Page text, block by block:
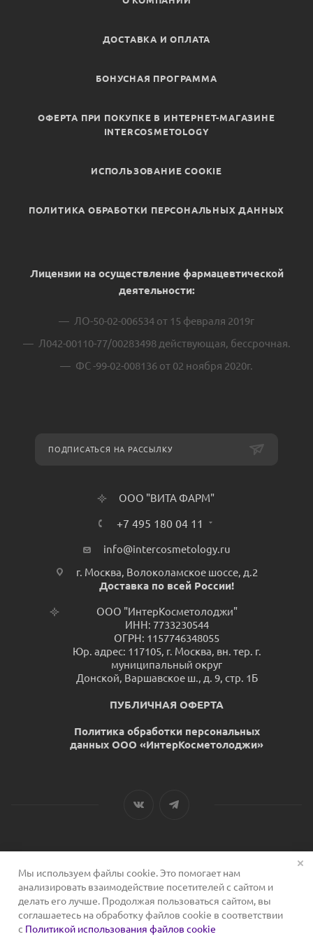
ДОСТАВКА И ОПЛАТА
БОНУСНАЯ ПРОГРАММА
ОФЕРТА ПРИ ПОКУПКЕ В ИНТЕРНЕТ-МАГАЗИНЕ
INTERCOSMETOLOGY
ИСПОЛЬЗОВАНИЕ COOKIE
ПОЛИТИКА ОБРАБОТКИ ПЕРСОНАЛЬНЫХ ДАННЫХ
Лицензии на осуществление фармацевтической
деятельности:
ЛО-50-02-006534 от 15 февраля 2019г
Л042-00110-77/00283498 действующая, бессрочная.
ФС -99-02-008136 от 02 ноября 2020г.
ПОДПИСАТЬСЯ НА РАССЫЛКУ
ООО "ВИТА ФАРМ"
+7 495 180 04 11
info@intercosmetology.ru
г. Москва, Волоколамское шоссе, д.2
Доставка по всей России!
ООО "ИнтерКосметолоджи"
ИНН: 7733230544
ОГРН: 1157746348055
Юр. адрес: 117105, г. Москва, вн. тер. г.
муниципальный округ
Донской, Варшавское ш., д. 9, стр. 1Б
ПУБЛИЧНАЯ ОФЕРТА
Политика обработки персональных
данных ООО «ИнтерКосметолоджи»
2026 © Сервис для косметологов
Мы используем файлы cookie. Это помогает нам
анализировать взаимодействие посетителей с сайтом и
делать его лучше. Продолжая пользоваться сайтом, вы
соглашаетесь на обработку файлов cookie в соответствии
с Политикой использования файлов cookie